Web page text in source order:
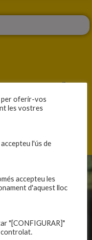
ÚLTIMS RESULTATS
masculins
femenins
per oferir-vos
les vostres
l'ús de
accepteu les
d'aquest lloc
"[CONFIGURAR]"
controlat.